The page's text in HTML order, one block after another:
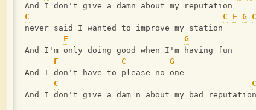
And I don't give a damn about my reputation
C
C F G C
never said I wanted to improve my station
F
G
And I'm only doing good when I'm having fun
F
C
G
And I don't have to please no one
C
C
And I don't give a dam n about my bad reputation